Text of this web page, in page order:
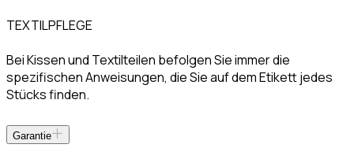
TEXTILPFLEGE
Bei Kissen und Textilteilen befolgen Sie immer die
spezifischen Anweisungen, die Sie auf dem Etikett jedes
Stücks finden.
Garantie